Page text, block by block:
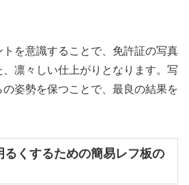
を意識することで、免許証の写真
凛々しい仕上がりとなります。写
姿勢を保つことで、最良の結果を
るくするための簡易レフ板の